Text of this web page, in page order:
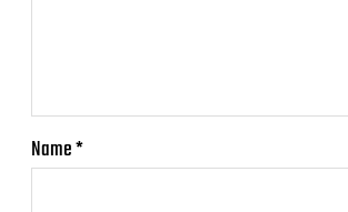
Name*